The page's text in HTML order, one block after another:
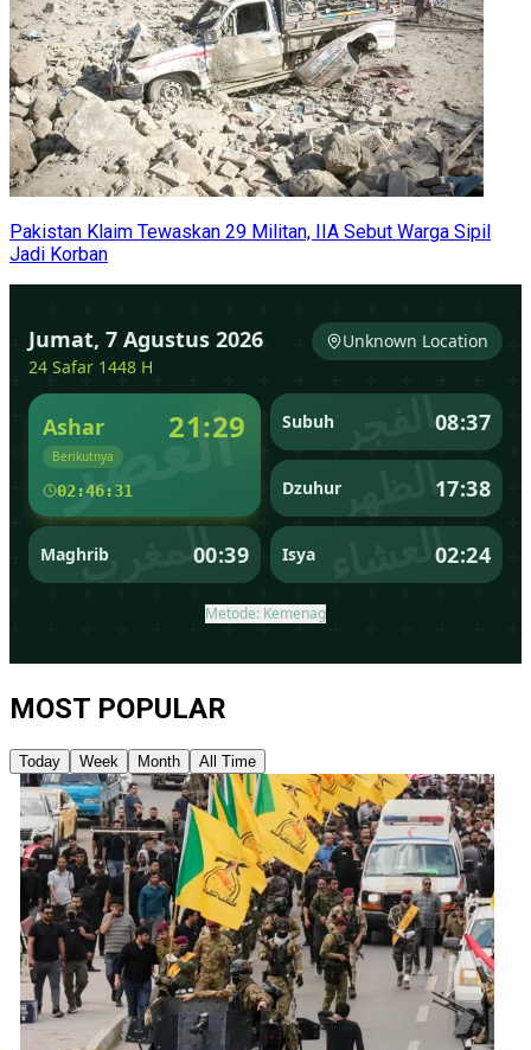
Pakistan Klaim Tewaskan 29 Militan, IIA Sebut Warga Sipil
Jadi Korban
MOST POPULAR
Today Week Month All Time